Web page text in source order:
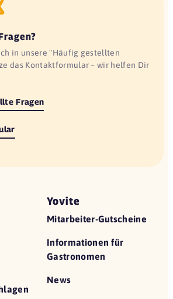
in unsere "Häufig gestellten
das Kontaktformular – wir helfen Dir
Fragen
Yovite
Mitarbeiter-Gutscheine
Informationen für
Gastronomen
News